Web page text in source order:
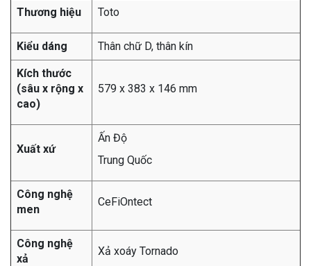
Thương hiệu Toto
Kiểu dáng Thân chữ D, thân kín
Kích thước
(sâu x rộng x
cao)
579 x 383 x 146 mm
Xuất xứ
Ấn Độ
Trung Quốc
Công nghệ
men
CeFiOntect
Công nghệ
xả
Xả xoáy Tornado